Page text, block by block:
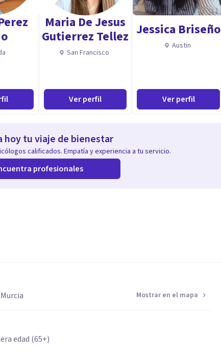
Maria De Jesus
Gutierrez Tellez
San Francisco
Ver perfil
Jessica Briseño
Austin
Ver perfil
hoy tu viaje de bienestar
calificados. Empatía y experiencia a tu servicio.
profesionales
Mostrar en el mapa
edad (65+)